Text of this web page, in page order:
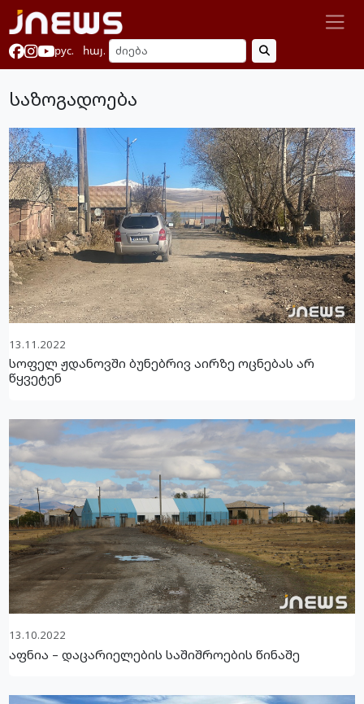
рус. հայ.
საზოგადოება
13.11.2022
სოფელ ჟდანოვში ბუნებრივ აირზე ოცნებას არ
წყვეტენ
13.10.2022
აფნია – დაცარიელების საშიშროების წინაშე